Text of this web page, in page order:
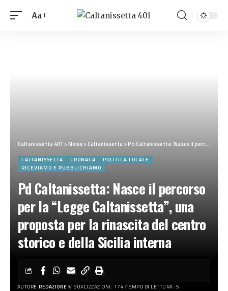
Aa
Caltanissetta 401 >News>Caltanissetta>Pd Caltanissetta: Nasce il percorso per la “Legge Caltanissetta”, una proposta per la rinascita del centro storico e della Sicilia interna
CALTANISSETTA CRONACA
POLITICA LOCALE
RICEVIAMO E PUBBLICHIAMO
Pd Caltanissetta: Nasce il percorso
per la “Legge Caltanissetta”, una
proposta per la rinascita del centro
storico e della Sicilia interna
AUTORE:REDAZIONE VISUALIZZAZIONI: 174 TEMPO DI LETTURA: 5